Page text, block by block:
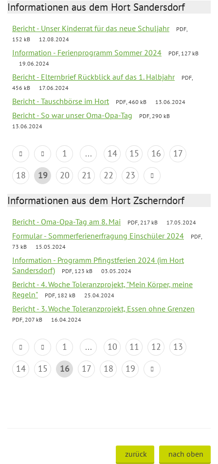
Informationen aus dem Hort Sandersdorf
Bericht - Unser Kinderrat für das neue Schuljahr
PDF,
152 kB
12.08.2024
Information - Ferienprogramm Sommer 2024
PDF, 127 kB
19.06.2024
Bericht - Elternbrief Rückblick auf das 1. Halbjahr
PDF,
456 kB
17.06.2024
Bericht - Tauschbörse im Hort PDF, 460 kB 13.06.2024
Bericht - So war unser Oma-Opa-Tag
PDF, 290 kB
13.06.2024
1 ... 14 15 16
17
18
19 20 21 22 23
Informationen aus dem Hort Zscherndorf
Bericht - Oma-Opa-Tag am 8. Mai PDF, 217 kB 17.05.2024
Formular - Sommerferienerfragung Einschüler 2024
PDF,
73 kB
15.05.2024
Information - Programm Pfingstferien 2024 (im Hort
Sandersdorf)
PDF, 123 kB 03.05.2024
Bericht - 4. Woche Toleranzprojekt, "Mein Körper, meine
Regeln"
PDF, 182 kB 25.04.2024
Bericht - 3. Woche Toleranzprojekt, Essen ohne Grenzen
PDF, 207 kB 16.04.2024
1 ... 10 11 12
13
14
15 16 17 18 19
zurück nach oben